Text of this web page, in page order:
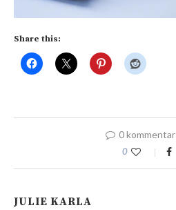
Share this:
0 kommentar
0
JULIE KARLA